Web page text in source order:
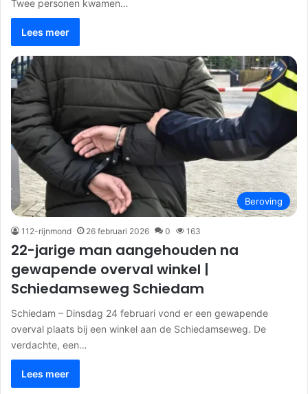
Twee personen kwamen…
Lees meer
Beroving
112-rijnmond 26 februari 2026 0 163
22-jarige man aangehouden na
gewapende overval winkel |
Schiedamseweg Schiedam
Schiedam – Dinsdag 24 februari vond er een gewapende
overval plaats bij een winkel aan de Schiedamseweg. De
verdachte, een…
Lees meer